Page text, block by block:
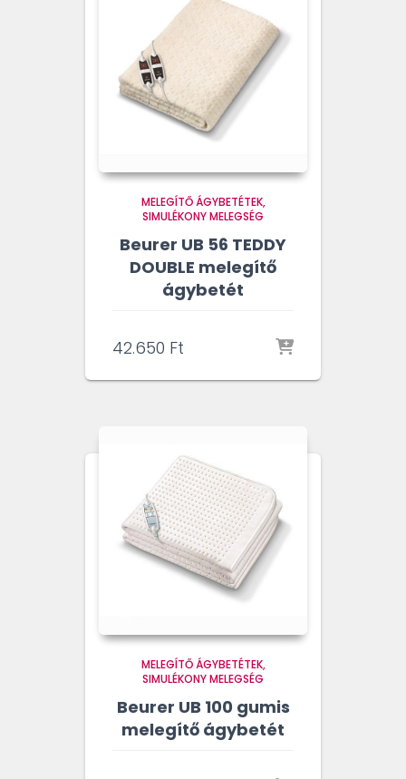
MELEGÍTŐ ÁGYBETÉTEK
SIMULÉKONY MELEGSÉG
Beurer UB 56 TEDDY
DOUBLE melegítő
ágybetét
42.650 Ft
MELEGÍTŐ ÁGYBETÉTEK
SIMULÉKONY MELEGSÉG
Beurer UB 100 gumis
melegítő ágybetét